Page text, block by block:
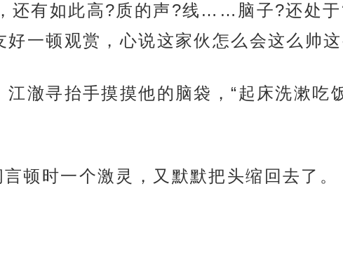
还有如此高?质的声?线……脑子?还处
好一顿观赏，心说这家伙怎么会这么帅
江澈寻抬手摸摸他的脑袋，“起床洗漱吃
顿时一个激灵，又默默把头缩回去了。